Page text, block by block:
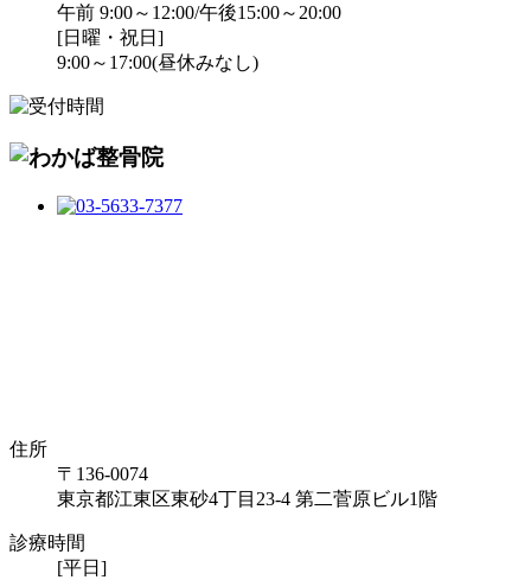
午前 9:00～12:00/午後15:00～20:00
[日曜・祝日]
9:00～17:00(昼休みなし)
住所
〒136-0074
東京都江東区東砂4丁目23-4 第二菅原ビル1階
診療時間
[平日]